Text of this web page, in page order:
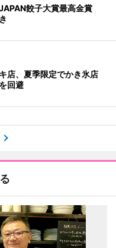
餃子大賞最高金賞
店、夏季限定でかき氷店
回避